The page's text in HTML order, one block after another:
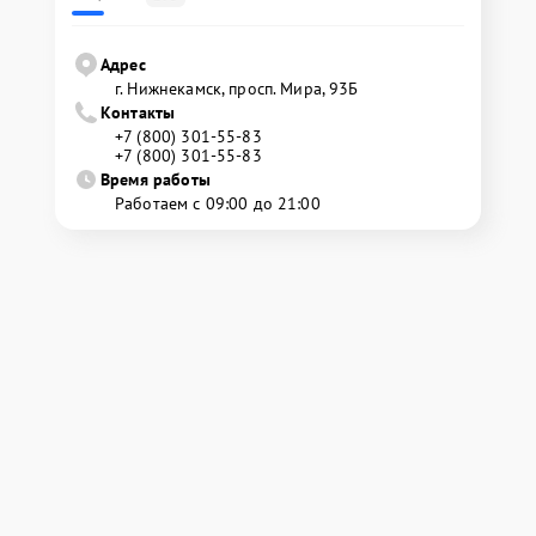
Адрес
г. Нижнекамск, просп. Мира, 93Б
Контакты
+7 (800) 301-55-83
+7 (800) 301-55-83
Время работы
Работаем с 09:00 до 21:00